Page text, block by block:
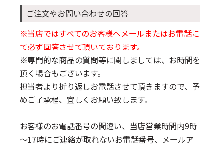
ご注文やお問い合わせの回答
※当店ではすべてのお客様へメールまたはお電話に
て必ず回答させて頂いております。
※専門的な商品の質問等に関しましては、お時間を
頂く場合もございます。
担当者より折り返しお電話させて頂きますので、予
めご了承程、宜しくお願い致します。
お客様のお電話番号の間違い、当店営業時間内9時
～17時にご連絡が取れないお電話番号、メールア